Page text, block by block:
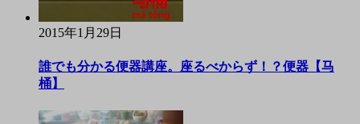
2015年1月29日
誰でも分かる便器講座。座るべからず！？便器【马
桶】